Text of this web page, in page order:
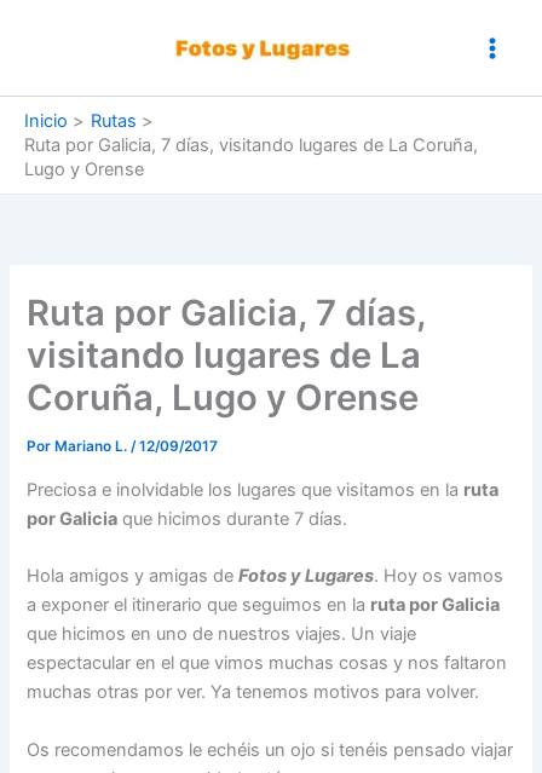
Inicio
Rutas
Ruta por Galicia, 7 días, visitando lugares de La Coruña,
Lugo y Orense
Ruta por Galicia, 7 días,
visitando lugares de La
Coruña, Lugo y Orense
Por Mariano L./12/09/2017
Preciosa e inolvidable los lugares que visitamos en la ruta
por Galicia que hicimos durante 7 días.
Hola amigos y amigas deFotos y Lugares. Hoy os vamos
a exponer el itinerario que seguimos en la ruta por Galicia
que hicimos en uno de nuestros viajes. Un viaje
espectacular en el que vimos muchas cosas y nos faltaron
muchas otras por ver. Ya tenemos motivos para volver.
Os recomendamos le echéis un ojo si tenéis pensado viajar